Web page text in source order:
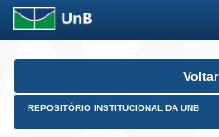
Skip
Voltar
REPOSITÓRIO INSTITUCIONAL DA UNB